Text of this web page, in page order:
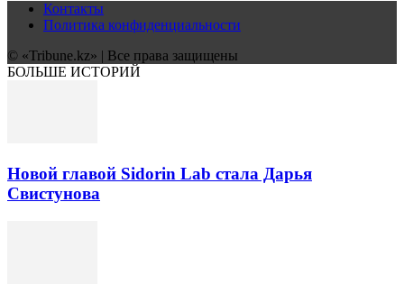
Контакты
Политика конфиденциальности
© «Tribune.kz» | Все права защищены
БОЛЬШЕ ИСТОРИЙ
Новой главой Sidorin Lab стала Дарья
Свистунова